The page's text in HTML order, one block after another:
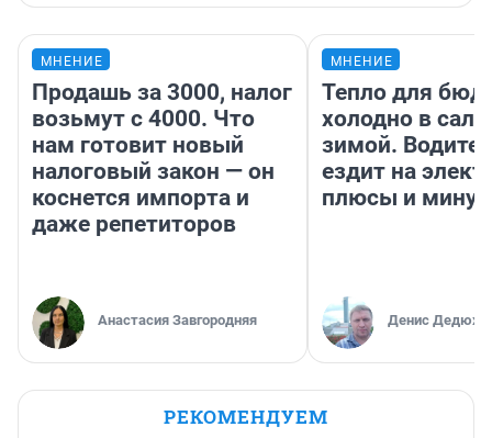
МНЕНИЕ
Продашь за 3000, налог
возьмут с 4000. Что
нам готовит новый
налоговый закон — он
коснется импорта и
даже репетиторов
Анастасия Завгородняя
МНЕНИЕ
Тепло для
холодно в
зимой.
ездит на
плюсы и
Денис
РЕКОМЕНДУЕМ